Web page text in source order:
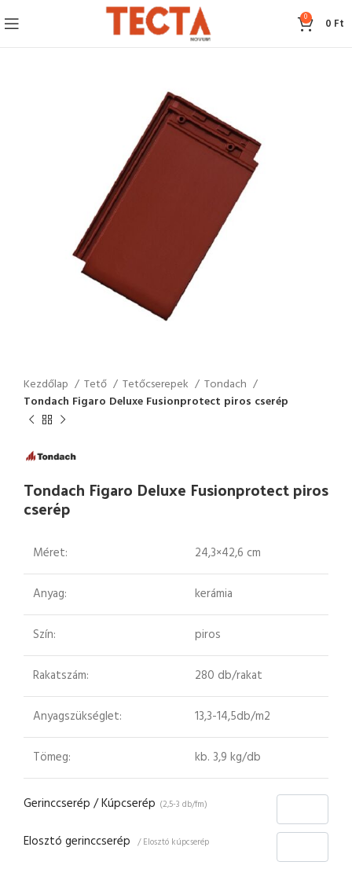
0 0 Ft
Kezdőlap Tető Tetőcserepek
Tondach
Tondach Figaro Deluxe Fusionprotect piros cserép
Tondach Figaro Deluxe Fusionprotect piros
cserép
Méret: 24,3×42,6 cm
Anyag: kerámia
Szín: piros
Rakatszám: 280 db/rakat
Anyagszükséglet: 13,3-14,5db/m2
Tömeg: kb. 3,9 kg/db
Gerinccserép / Kúpcserép (2,5-3 db/fm)
Elosztó gerinccserép / Elosztó kúpcserép